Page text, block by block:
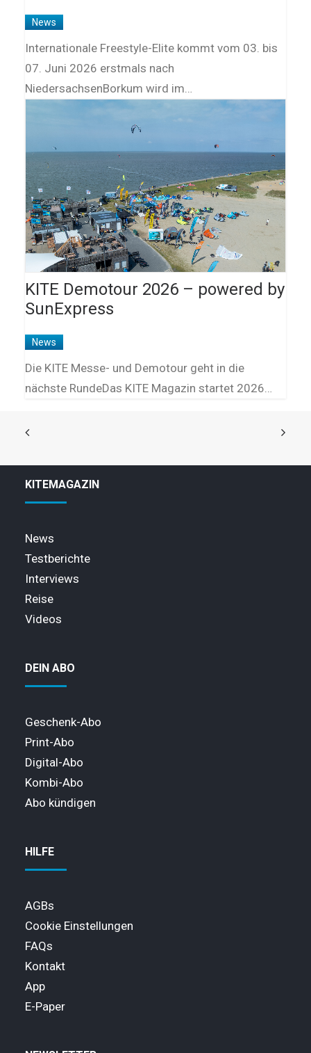
News
Internationale Freestyle-Elite kommt vom 03. bis
07. Juni 2026 erstmals nach
NiedersachsenBorkum wird im…
KITE Demotour 2026 – powered by
SunExpress
News
Die KITE Messe- und Demotour geht in die
nächste RundeDas KITE Magazin startet 2026…
KITEMAGAZIN
News
Testberichte
Interviews
Reise
Videos
DEIN ABO
Geschenk-Abo
Print-Abo
Digital-Abo
Kombi-Abo
Abo kündigen
HILFE
AGBs
Cookie Einstellungen
FAQs
Kontakt
App
E-Paper